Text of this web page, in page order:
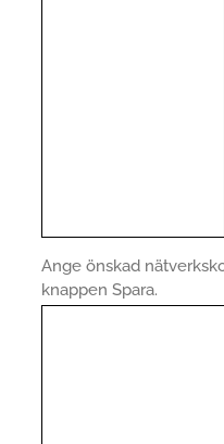
Ange önskad
knappen Spara.